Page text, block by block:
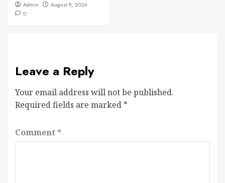
Admin
August 9, 2026
0
Leave a Reply
Your email address will not be published.
Required fields are marked *
Comment *